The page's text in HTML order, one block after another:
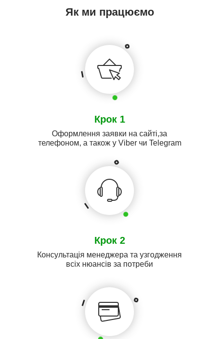
Як ми працюємо
Крок 1
Оформлення заявки на сайті,за
телефоном, а також у Viber чи Telegram
Крок 2
Консультація менеджера та узгодження
всіх нюансів за потреби